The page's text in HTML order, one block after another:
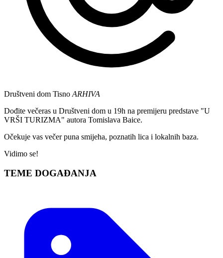
Društveni dom Tisno ARHIVA
Dođite večeras u Društveni dom u 19h na premijeru predstave "U
VRŠI TURIZMA" autora Tomislava Baice.
Očekuje vas večer puna smijeha, poznatih lica i lokalnih baza.
Vidimo se!
TEME DOGAĐANJA